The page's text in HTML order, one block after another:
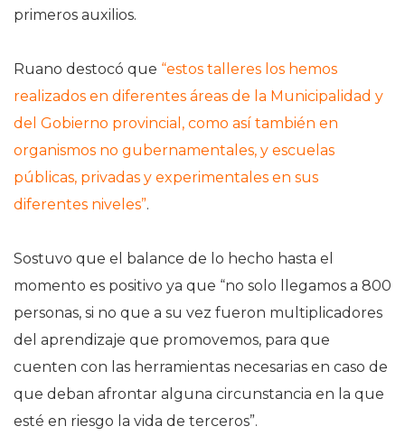
primeros auxilios.
Ruano destocó que “estos talleres los hemos
realizados en diferentes áreas de la Municipalidad y
del Gobierno provincial, como así también en
organismos no gubernamentales, y escuelas
públicas, privadas y experimentales en sus
diferentes niveles”.
Sostuvo que el balance de lo hecho hasta el
momento es positivo ya que “no solo llegamos a 800
personas, si no que a su vez fueron multiplicadores
del aprendizaje que promovemos, para que
cuenten con las herramientas necesarias en caso de
que deban afrontar alguna circunstancia en la que
esté en riesgo la vida de terceros”.